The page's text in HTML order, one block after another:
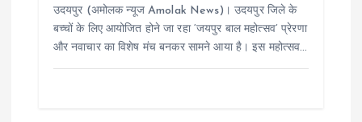
उदयपुर (अमोलक न्यूज Amolak News)। उदयपुर जिले के
बच्चों के लिए आयोजित होने जा रहा ‘जयपुर बाल महोत्सव’ प्रेरणा
और नवाचार का विशेष मंच बनकर सामने आया है। इस महोत्सव…